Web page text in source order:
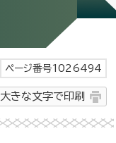
ページ番号1026494
大きな文字で印刷